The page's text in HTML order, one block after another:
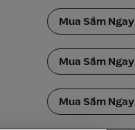
Mua Sắm Ngay
Mua Sắm Ngay
Mua Sắm Ngay